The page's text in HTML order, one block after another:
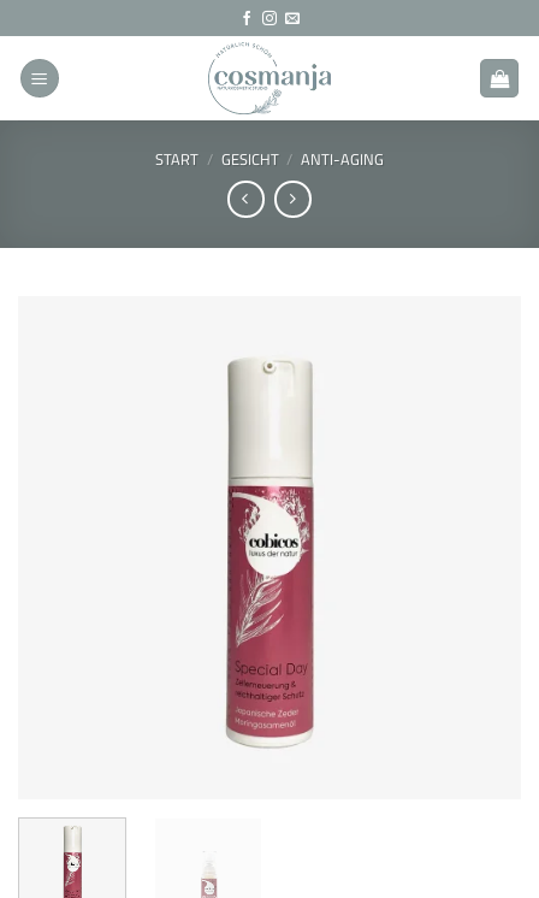
Inhalt
springen
START / GESICHT / ANTI-AGING